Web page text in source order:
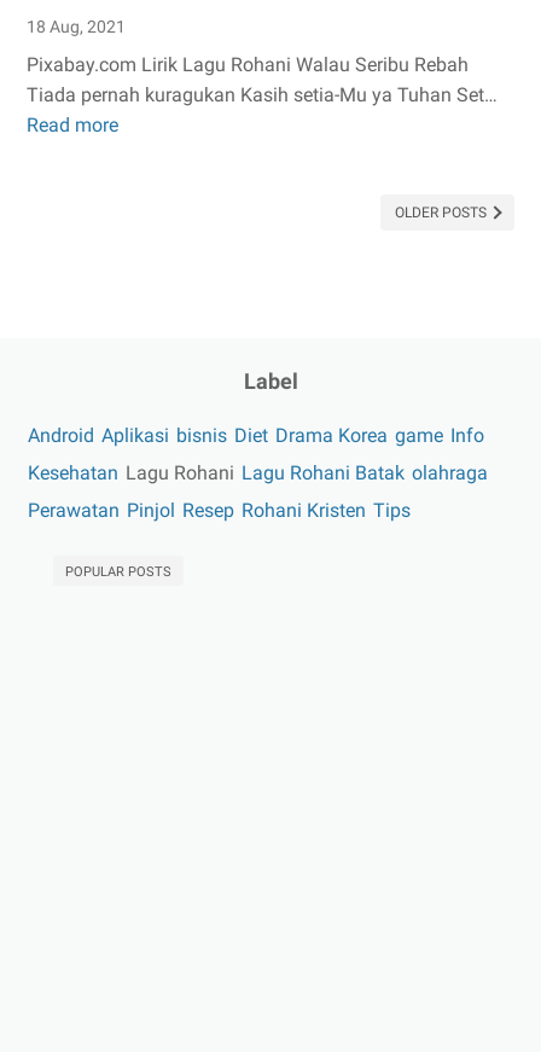
18 Aug, 2021
Pixabay.com Lirik Lagu Rohani Walau Seribu Rebah
Tiada pernah kuragukan Kasih setia-Mu ya Tuhan Set…
Read more
OLDER POSTS
Label
Android Aplikasi bisnis Diet Drama Korea game Info
Kesehatan Lagu Rohani Lagu Rohani Batak olahraga
Perawatan Pinjol Resep Rohani Kristen Tips
POPULAR POSTS